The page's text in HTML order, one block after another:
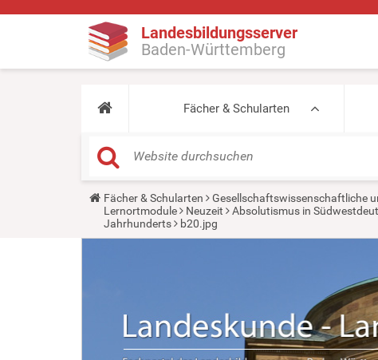
Landesbildungsserver
Baden-Württemberg
Fächer & Schularten
Y
a
Fächer & Schularten Gesellschaftswissenschaftliche
Lernortmodule
Neuzeit Absolutismus in
Jahrhunderts
b20.jpg